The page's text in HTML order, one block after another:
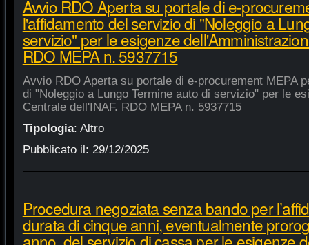
Avvio RDO Aperta su portale di e-
l'affidamento del servizio di "Noleggio a
servizio" per le esigenze
RDO MEPA n. 5937715
Avvio RDO Aperta su portale di e-procurement MEPA
di "Noleggio a Lungo Termine auto di servizio" per le
Centrale dell'INAF. RDO MEPA n. 5937715
Tipologia: Altro
Pubblicato il: 29/12/2025
Procedura negoziata senza bando per
durata di cinque anni, eventualmente